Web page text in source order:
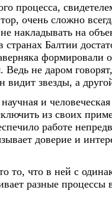
процесса,
очень сложно
накладывать на
Балтии
формировали
не даром
видит звезды, а
и
из своих
работе
доверие и
то, что в ней с
разные процессы